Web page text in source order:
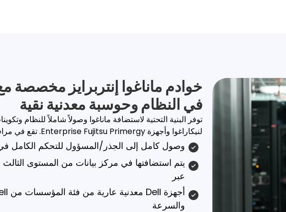
خوادم ماناغوا إنتربرايز مخصصة
في النظام وحوسبة معدنية نقية
توفر البنية التحتية لاستضافة ماناغوا وصولاً شاملاً للنظام
لنيكاراغوا وأجهزة Enterprise Fujitsu Primergy. تقع في مرافق أمريكا الوسطى.
وصول كامل إلى الجذر/المسؤول للتحكم
يتم استضافتها في مركز بيانات من المستوى
عبر
والسرعة